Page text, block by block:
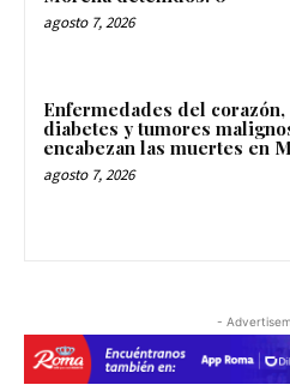
agosto 7, 2026
Enfermedades del corazón,
diabetes y tumores
encabezan las muertes en
agosto 7, 2026
-